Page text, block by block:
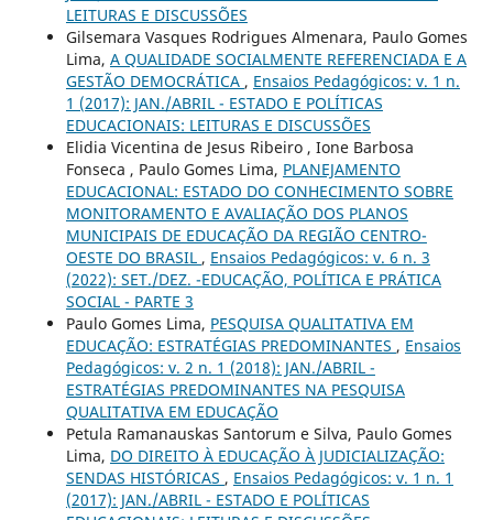
LEITURAS E DISCUSSÕES
Gilsemara Vasques Rodrigues Almenara, Paulo Gomes
Lima, A QUALIDADE SOCIALMENTE REFERENCIADA E A
GESTÃO DEMOCRÁTICA , Ensaios Pedagógicos: v. 1 n.
1 (2017): JAN./ABRIL - ESTADO E POLÍTICAS
EDUCACIONAIS: LEITURAS E DISCUSSÕES
Elidia Vicentina de Jesus Ribeiro , Ione Barbosa
Fonseca , Paulo Gomes Lima, PLANEJAMENTO
EDUCACIONAL: ESTADO DO CONHECIMENTO SOBRE
MONITORAMENTO E AVALIAÇÃO DOS PLANOS
MUNICIPAIS DE EDUCAÇÃO DA REGIÃO CENTRO-
OESTE DO BRASIL , Ensaios Pedagógicos: v. 6 n. 3
(2022): SET./DEZ. -EDUCAÇÃO, POLÍTICA E PRÁTICA
SOCIAL - PARTE 3
Paulo Gomes Lima, PESQUISA QUALITATIVA EM
EDUCAÇÃO: ESTRATÉGIAS PREDOMINANTES , Ensaios
Pedagógicos: v. 2 n. 1 (2018): JAN./ABRIL -
ESTRATÉGIAS PREDOMINANTES NA PESQUISA
QUALITATIVA EM EDUCAÇÃO
Petula Ramanauskas Santorum e Silva, Paulo Gomes
Lima, DO DIREITO À EDUCAÇÃO À JUDICIALIZAÇÃO:
SENDAS HISTÓRICAS , Ensaios Pedagógicos: v. 1 n. 1
(2017): JAN./ABRIL - ESTADO E POLÍTICAS